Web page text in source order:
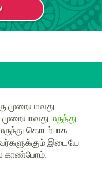
முறையாவது
மருந்து
தொடர்பாக
இடையே
காண்போம்.